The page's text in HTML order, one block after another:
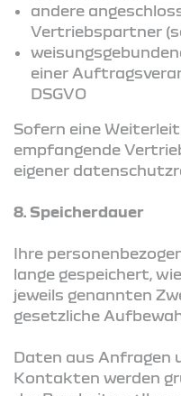
andere
Vertriebspartner
einer
DSGVO
Sofern eine
empfangende
eigener
8. Speicherdauer
Ihre
lange gespeichert,
jeweils genannten
gesetzliche
Daten aus Anfragen
Kontakten werden